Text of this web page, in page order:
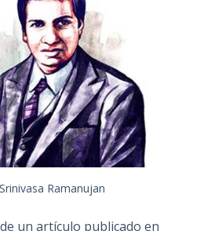
Srinivasa Ramanujan
un artículo publicado en